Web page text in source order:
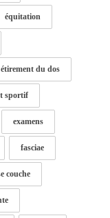
équitation
étirement du dos
sportif
examens
fasciae
couche